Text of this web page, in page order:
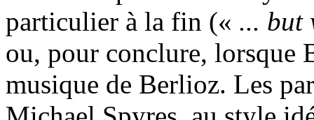
particulier à la fin (« ... but
ou, pour conclure, lorsque
musique de Berlioz. Les